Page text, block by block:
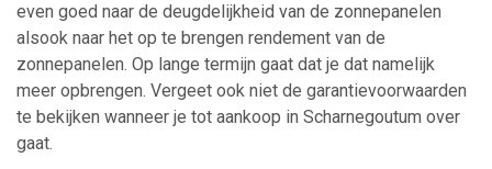
even goed naar de deugdelijkheid van de zonnepanelen
alsook naar het op te brengen rendement van de
zonnepanelen. Op lange termijn gaat dat je dat namelijk
meer opbrengen. Vergeet ook niet de garantievoorwaarden
te bekijken wanneer je tot aankoop in Scharnegoutum over
gaat.